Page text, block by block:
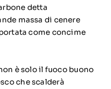
detta
massa di cenere
come concime
è solo il fuoco buono
che scalderà